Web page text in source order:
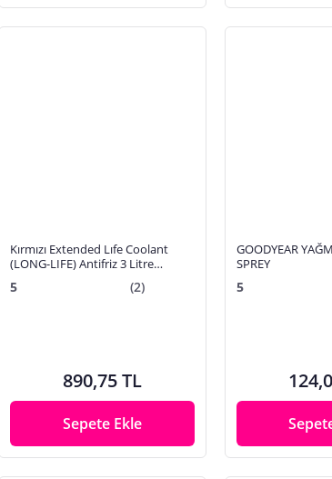
Kırmızı Extended Lıfe Coolant
(LONG-LIFE) Antifriz 3 Litre
5 (2)
890,75 TL
Sepete Ekle
GOODYEAR
SPREY
5